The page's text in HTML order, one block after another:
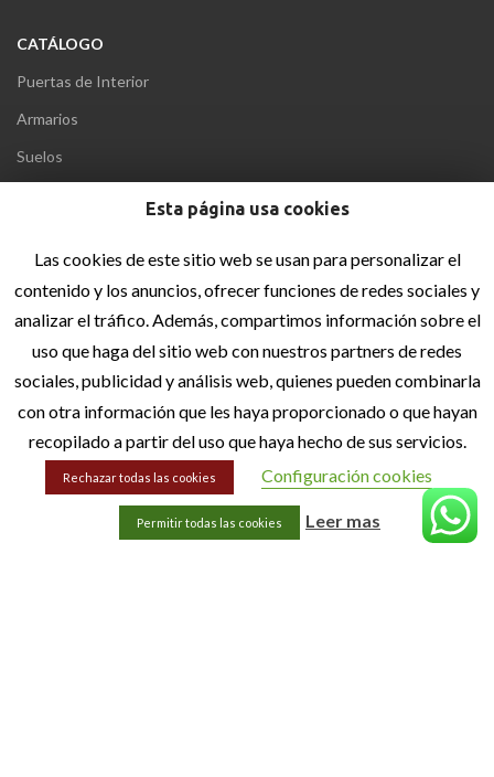
CATÁLOGO
Puertas de Interior
Armarios
Suelos
MENÚ
Quiénes Somos
Blog
Contacto
INFORMACIÓN LEGAL
Esta página usa cookies
Las cookies de este sitio web se usan para personalizar el
contenido y los anuncios, ofrecer funciones de redes sociales y
analizar el tráfico. Además, compartimos información sobre el
uso que haga del sitio web con nuestros partners de redes
sociales, publicidad y análisis web, quienes pueden combinarla
con otra información que les haya proporcionado o que hayan
recopilado a partir del uso que haya hecho de sus servicios.
Rechazar todas las cookies Configuración cookies
Permitir todas las cookies Leer mas